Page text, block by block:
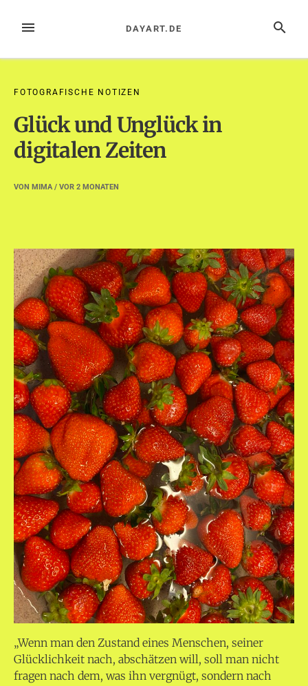
InhaltMENÜ SUCHE
DAYART.DE
FOTOGRAFISCHE NOTIZEN
Glück und Unglück in
digitalen Zeiten
VON MIMA/ VOR 2 MONATEN
„Wenn man den Zustand eines Menschen, seiner
Glücklichkeit nach, abschätzen will, soll man nicht
fragen nach dem, was ihn vergnügt, sondern nach